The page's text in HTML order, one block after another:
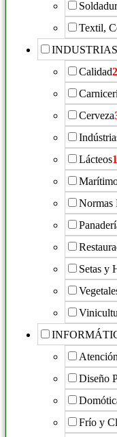
Textil,
Calidad2
Cerveza
Lácteos
Normas
Setas y
Diseño
Frío y